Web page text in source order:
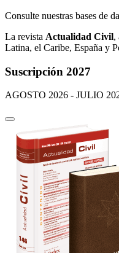
Consulte nuestras bases de
La revista Actualidad Civil,
Latina, el Caribe, España y
Suscripción 2027
AGOSTO 2026 - JULIO